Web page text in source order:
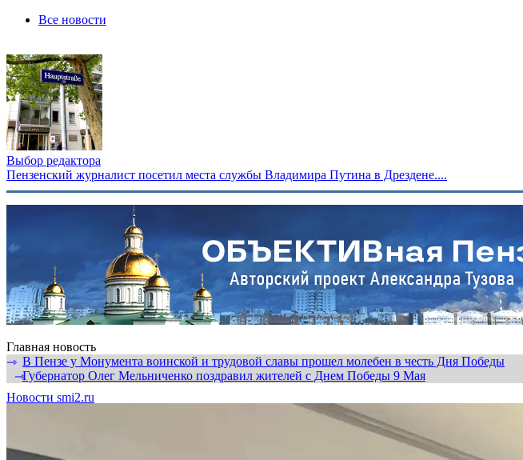
Все новости
Выбор редактора
Пензенский журналист посетил места службы Владимира Путина в Дрездене....
Главная новость
⇾ В Пензе у Монумента воинской и трудовой славы прошел молебен в честь Дня Победы
⇾Губернатор Олег Мельниченко поздравил жителей с Днем Победы 9 Мая
Новости smi2.ru